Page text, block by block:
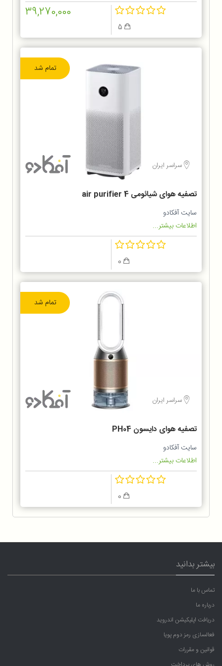
39,270,000
تمام شد
سراسر ایران
تصفیه هوای شیائومی air purifier 4
سایت آفکادو
اطلاعات بیشتر...
تمام شد
سراسر ایران
تصفیه هوای دایسون PH04
سایت آفکادو
اطلاعات بیشتر...
بیشتر بدانید
تماس با ما
درباره ما
دریافت اپلیکیشن اندروید
فعالسازی رمز دوم پویا
قوانین و مقررات